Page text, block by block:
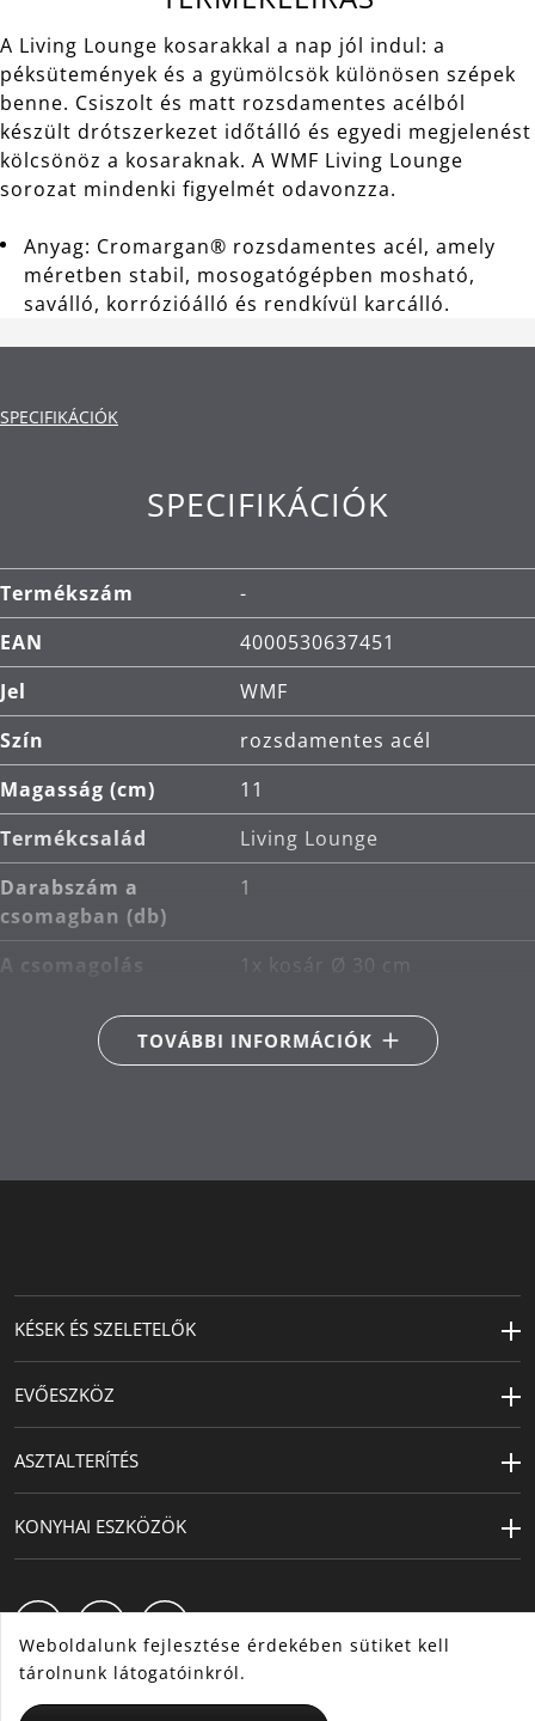
A Living Lounge kosarakkal a nap jól indul: a
péksütemények és a gyümölcsök különösen szépek
benne. Csiszolt és matt rozsdamentes acélból
készült drótszerkezet időtálló és egyedi megjelenést
kölcsönöz a kosaraknak. A WMF Living Lounge
sorozat mindenki figyelmét odavonzza.
Anyag: Cromargan® rozsdamentes acél, amely
méretben stabil, mosogatógépben mosható,
saválló, korrózióálló és rendkívül karcálló.
SPECIFIKÁCIÓK
SPECIFIKÁCIÓK
Termékszám
-
EAN
4000530637451
Jel
WMF
Szín
rozsdamentes acél
Magasság (cm)
11
Termékcsalád
Living Lounge
Darabszám a
csomagban (db)
1
A csomagolás
1x kosár Ø 30 cm
rozsdamentes acél
Cromargan® 18/10
TOVÁBBI INFORMÁCIÓK
KÉSEK ÉS SZELETELŐK
EVŐESZKÖZ
ASZTALTERÍTÉS
KONYHAI ESZKÖZÖK
Weboldalunk fejlesztése érdekében sütiket kell
tárolnunk látogatóinkról.